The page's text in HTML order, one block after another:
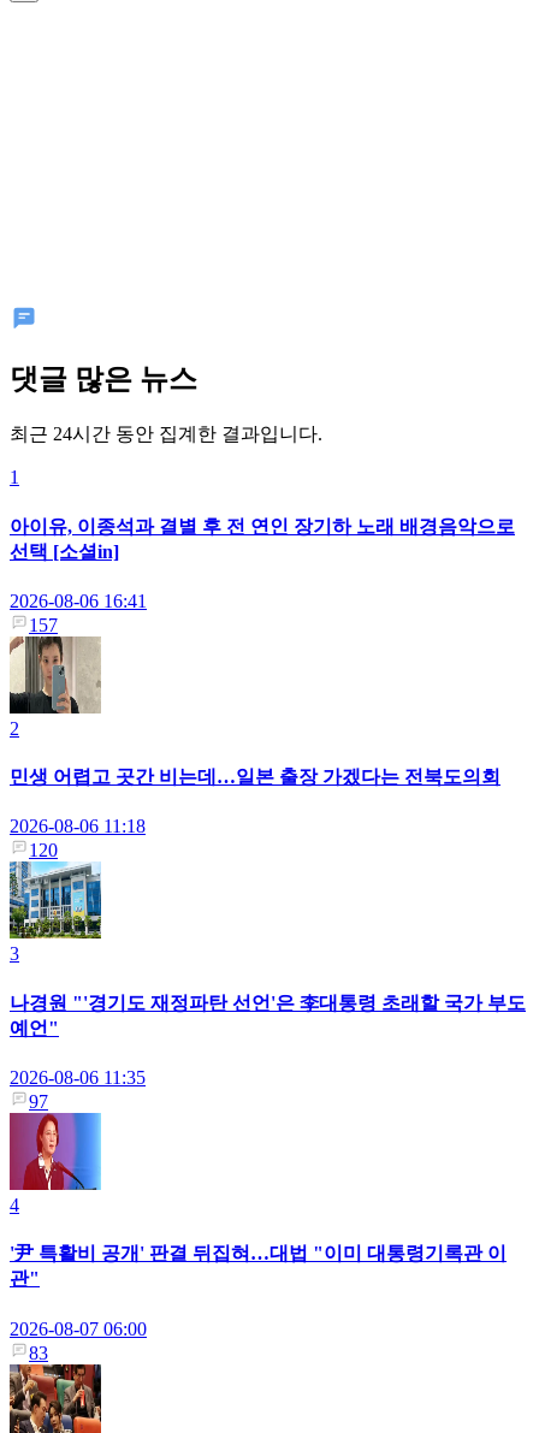
댓글 많은 뉴스
최근 24시간 동안 집계한 결과입니다.
1
아이유, 이종석과 결별 후 전 연인 장기하 노래 배경음악으로
선택 [소셜in]
2026-08-06 16:41
157
2
민생 어렵고 곳간 비는데…일본 출장 가겠다는 전북도의회
2026-08-06 11:18
120
3
나경원 "'경기도 재정파탄 선언'은 李대통령 초래할 국가 부도
예언"
2026-08-06 11:35
97
4
'尹 특활비 공개' 판결 뒤집혀…대법 "이미 대통령기록관 이
관"
2026-08-07 06:00
83